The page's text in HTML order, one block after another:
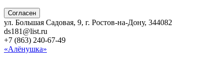
Согласен
ул. Большая Садовая, 9, г. Ростов-на-Дону, 344082
ds181@list.ru
+7 (863) 240-67-49
«Алёнушка»